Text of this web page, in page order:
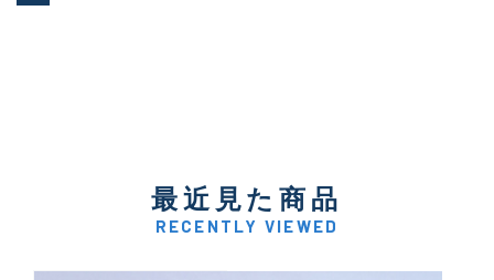
最近見た商品
RECENTLY VIEWED